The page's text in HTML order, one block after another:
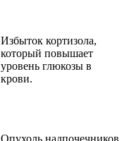
Избыток кортизола,
который повышает
уровень глюкозы в
крови.
Опухоль надпочечников,